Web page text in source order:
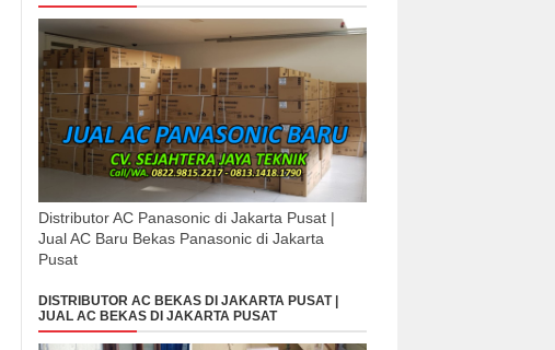
Distributor AC Panasonic di Jakarta Pusat |
Jual AC Baru Bekas Panasonic di Jakarta
Pusat
DISTRIBUTOR AC BEKAS DI JAKARTA PUSAT |
JUAL AC BEKAS DI JAKARTA PUSAT